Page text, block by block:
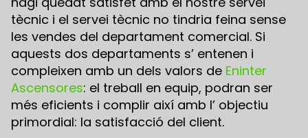
tècnic i el servei tècnic no tindria feina sense
les vendes del departament comercial. Si
aquests dos departaments s’ entenen i
compleixen amb un dels valors de Eninter
Ascensores: el treball en equip, podran ser
més eficients i complir així amb l’ objectiu
primordial: la satisfacció del client.